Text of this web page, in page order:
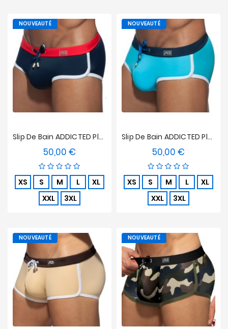
Slip De Bain ADDICTED Plain Swim - Bleu Marine
50,00 €
XS S M L
XL
XXL
3XL
NOUVEAUTÉ
Slip De Bain ADDICTED Plain Swim - Turquoise
50,00 €
XS S M L
XL
XXL
3XL
NOUVEAUTÉ
NOUVEAUTÉ NOUVEAUTÉ